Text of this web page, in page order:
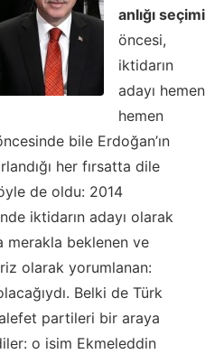
anlığı seçimi
öncesi,
iktidarın
adayı hemen
hemen
bile Erdoğan’ın
her fırsatta dile
de oldu: 2014
iktidarın adayı olarak
merakla beklenen ve
olarak yorumlanan:
Belki de Türk
partileri bir araya
o isim Ekmeleddin